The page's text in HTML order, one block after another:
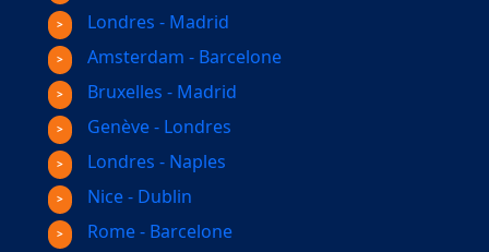
Londres - Madrid
Amsterdam - Barcelone
Bruxelles - Madrid
Genève - Londres
Londres - Naples
Nice - Dublin
Rome - Barcelone